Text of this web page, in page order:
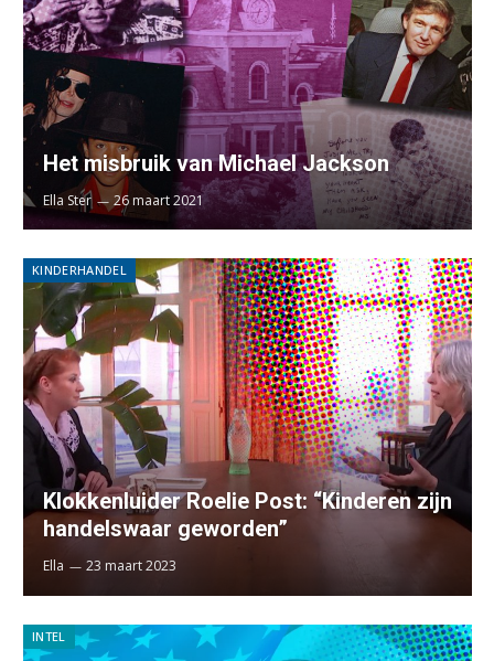
Het misbruik van Michael Jackson
Ella Ster 26 maart 2021
KINDERHANDEL
Klokkenluider Roelie Post: “Kinderen zijn
handelswaar geworden”
Ella 23 maart 2023
INTEL